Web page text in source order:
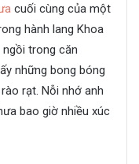
cuối cùng của một
hành lang Khoa
trong căn
những bong bóng
rạt. Nỗi nhớ anh
bao giờ nhiều xúc